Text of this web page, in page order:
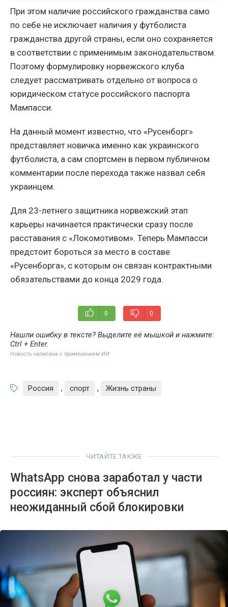
При этом наличие российского гражданства само
по себе не исключает наличия у футболиста
гражданства другой страны, если оно сохраняется
в соответствии с применимым законодательством.
Поэтому формулировку норвежского клуба
следует рассматривать отдельно от вопроса о
юридическом статусе российского паспорта
Мампасси.
На данный момент известно, что «Русенборг»
представляет новичка именно как украинского
футболиста, а сам спортсмен в первом публичном
комментарии после перехода также назвал себя
украинцем.
Для 23-летнего защитника норвежский этап
карьеры начинается практически сразу после
расставания с «Локомотивом». Теперь Мампасси
предстоит бороться за место в составе
«Русенборга», с которым он связан контрактными
обязательствами до конца 2029 года.
0 0
Нашли ошибку в тексте? Выделите её мышкой и нажмите:
Ctrl + Enter.
Новость написана с применением ИИ
Россия , спорт , Жизнь страны
ЧИТАЙТЕ ТАКЖЕ
WhatsApp снова заработал у части
россиян: эксперт объяснил
неожиданный сбой блокировки